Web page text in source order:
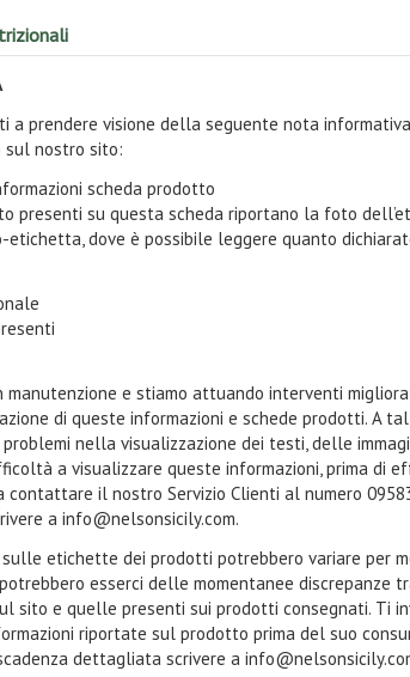
a prendere visione della seguente nota
nostro sito:
scheda prodotto
presenti su questa scheda riportano la foto
dove è possibile leggere quanto
e stiamo attuando interventi
di queste informazioni e schede prodotti. A
nella visualizzazione dei testi, delle
a visualizzare queste informazioni, prima di
contattare il nostro Servizio Clienti al numero
a info@nelsonsicily.com.
etichette dei prodotti potrebbero variare per
esserci delle momentanee discrepanze
sito e quelle presenti sui prodotti consegnati. Ti
riportate sul prodotto prima del suo
dettagliata scrivere a